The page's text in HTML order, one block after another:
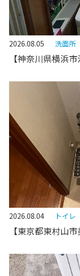
2026.08.05 洗面所
【神奈川県横浜
2026.08.04 トイレ
【東京都東村山